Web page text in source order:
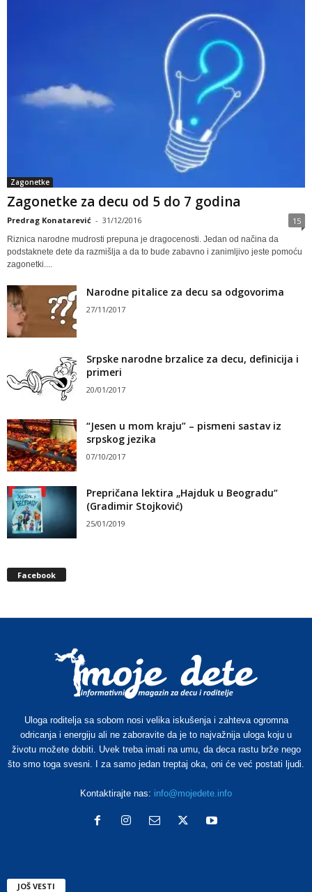
Zagonetke
Zagonetke za decu od 5 do 7 godina
Predrag Konatarević - 31/12/2016 15
Riznica narodne mudrosti prepuna je dragocenosti. Jedan od načina da
podstaknete dete da razmišlja a da to bude zabavno i zanimljivo jeste pomoću
zagonetki....
Narodne pitalice za decu sa odgovorima
27/11/2017
Srpske narodne brzalice za decu, definicija i
primeri
20/01/2017
“Jesen u mom kraju” – pismeni sastav iz
srpskog jezika
07/10/2017
Prepričana lektira „Hajduk u Beogradu“
(Gradimir Stojković)
25/01/2019
Facebook
Uloga roditelja sa sobom nosi velika iskušenja i zahteva ogromna
odricanja i energiju ali ne zaboravite da je to najvažnija uloga koju u
životu možete dobiti. Uvek treba imati na umu, da deca rastu brže nego
što smo toga svesni. I za samo jedan treptaj oka, oni će već postati ljudi.
Kontaktirajte nas: info@mojedete.info
JOŠ VESTI